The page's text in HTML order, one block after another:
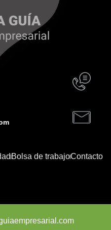
Bolsa de trabajoContacto